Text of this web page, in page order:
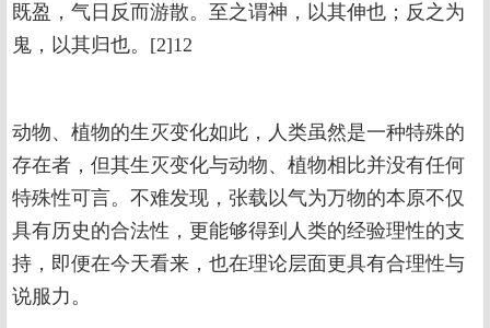
既盈，气日反而游散。至之谓神，以其伸也；反之为
鬼，以其归也。[2]12
动物、植物的生灭变化如此，人类虽然是一种特殊的
存在者，但其生灭变化与动物、植物相比并没有任何
特殊性可言。不难发现，张载以气为万物的本原不仅
具有历史的合法性，更能够得到人类的经验理性的支
持，即便在今天看来，也在理论层面更具有合理性与
说服力。